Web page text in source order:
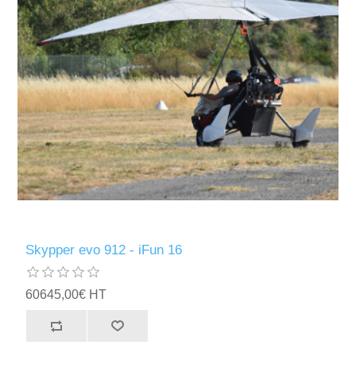
Skypper evo 912 - iFun 16
60645,00€ HT